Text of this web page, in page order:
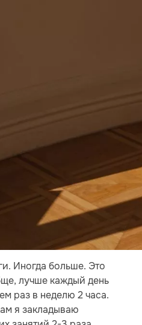
Иногда больше. Это
лучше каждый день
раз в неделю 2 часа.
я закладываю